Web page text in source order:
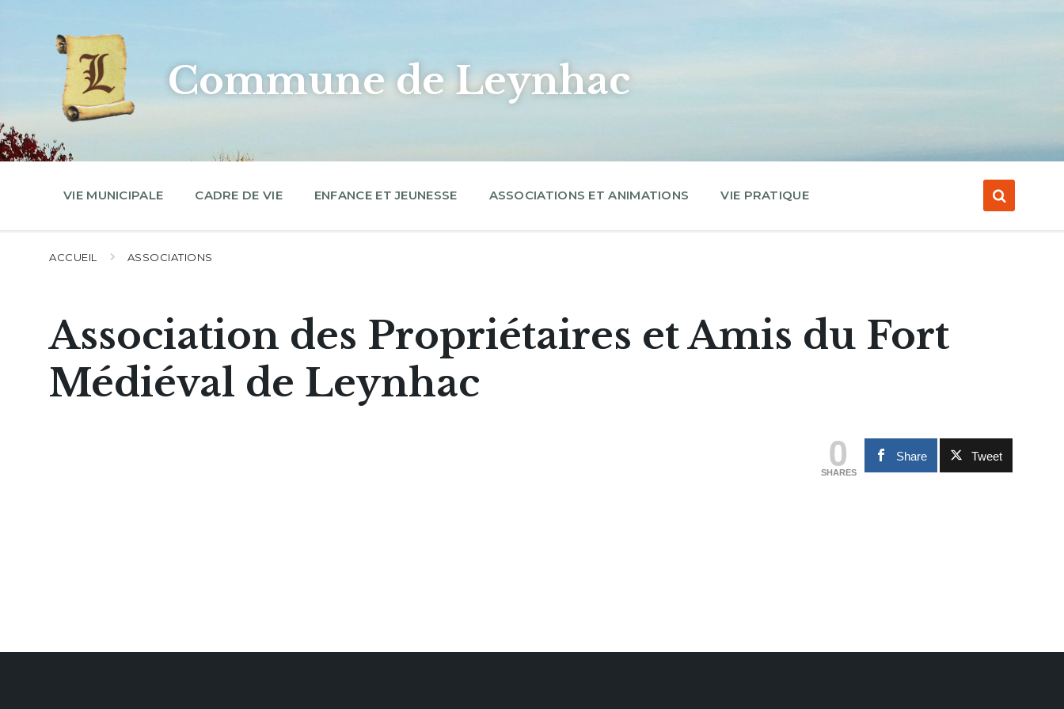
navigation
Commune de Leynhac
VIE MUNICIPALE CADRE DE VIE ENFANCE ET JEUNESSE ASSOCIATIONS ET ANIMATIONS VIE PRATIQUE
ACCUEIL ASSOCIATIONS
Association des Propriétaires et Amis du Fort
Médiéval de Leynhac
0
SHARES
Share Tweet